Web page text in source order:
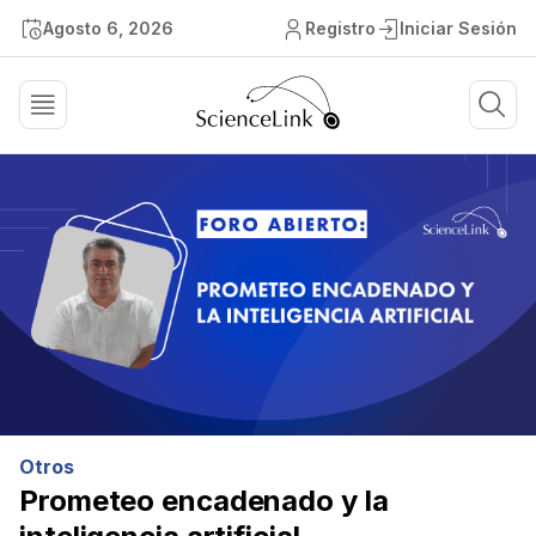
Agosto 6, 2026 Registro Iniciar Sesión
Otros
Prometeo encadenado y la